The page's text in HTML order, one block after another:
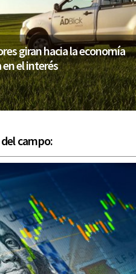
giran hacia la economía
en el interés
campo: